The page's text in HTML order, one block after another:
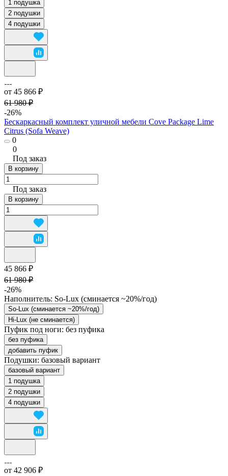
1 подушка
2 подушки
4 подушки
от 45 866 ₽
61 980 ₽
-26%
Бескаркасный комплект уличной мебели Cove Package Lime
Citrus (Sofa Weave)
0
0
Под заказ
В корзину
Под заказ
В корзину
45 866 ₽
61 980 ₽
-26%
Наполнитель: So-Lux (cминается ~20%/год)
So-Lux (cминается ~20%/год)
Hi-Lux (не сминается)
Пуфик под ноги: без пуфика
без пуфика
добавить пуфик
Подушки: базовый вариант
базовый вариант
1 подушка
2 подушки
4 подушки
от 42 906 ₽